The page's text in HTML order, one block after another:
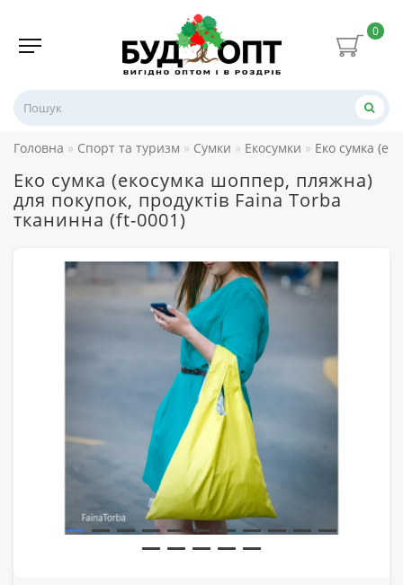
0
Головна Спорт та туризм Сумки Екосумки Еко сумка
Еко сумка (екосумка шоппер, пляжна)
для покупок, продуктів Faina Torba
тканинна (ft-0001)